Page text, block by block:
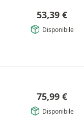
53,39 €
Disponibile
75,99 €
Disponibile